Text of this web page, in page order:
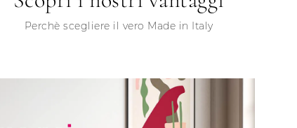
Perchè scegliere il vero Made in Italy